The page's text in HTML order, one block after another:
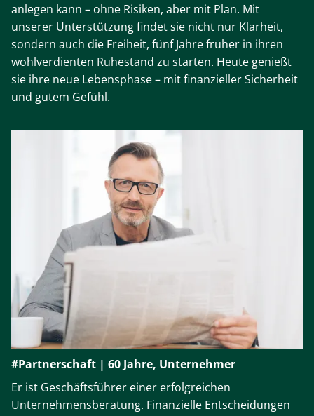
anlegen kann – ohne Risiken, aber mit Plan. Mit
unserer Unterstützung findet sie nicht nur Klarheit,
sondern auch die Freiheit, fünf Jahre früher in ihren
wohlverdienten Ruhestand zu starten. Heute genießt
sie ihre neue Lebensphase – mit finanzieller Sicherheit
und gutem Gefühl.
#Partnerschaft | 60 Jahre, Unternehmer
Er ist Geschäftsführer einer erfolgreichen
Unternehmensberatung. Finanzielle Entscheidungen